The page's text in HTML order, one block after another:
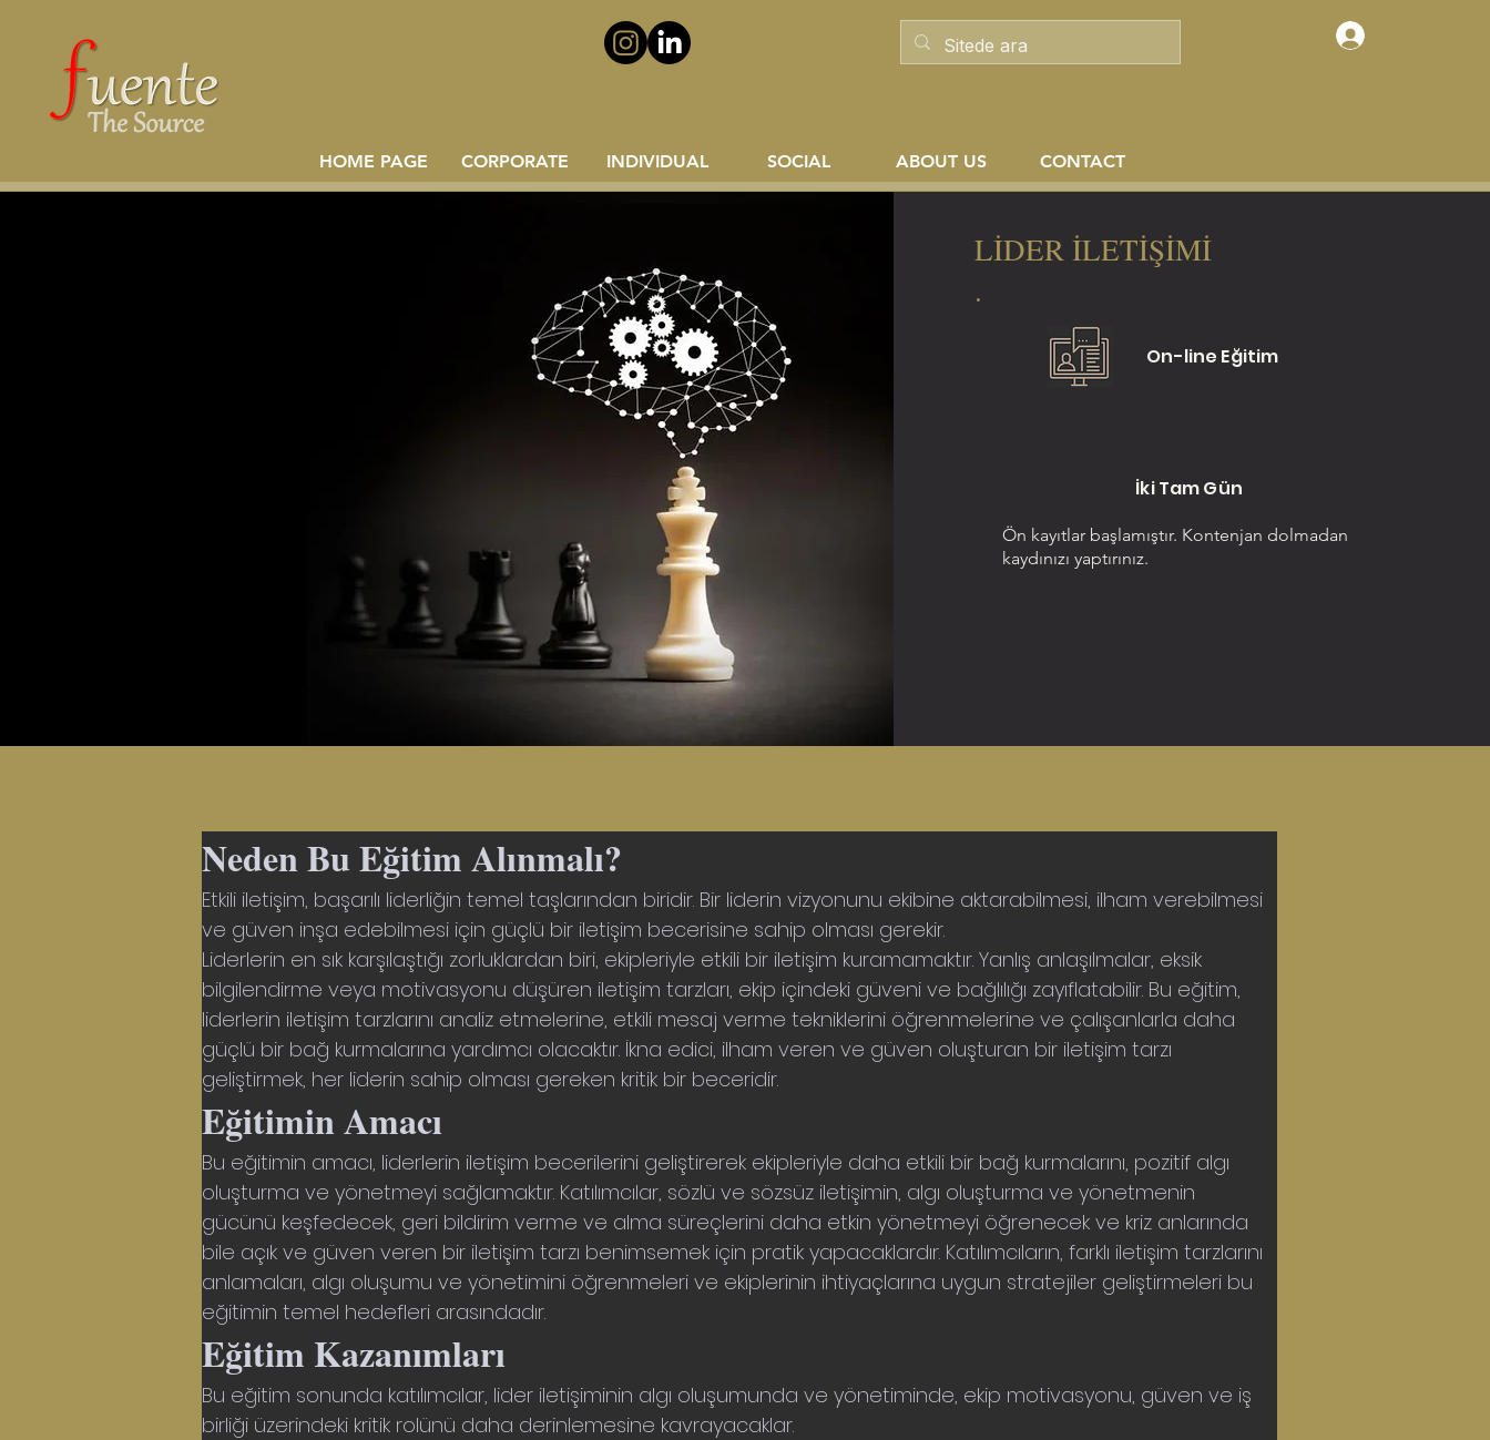
HOME PAGE CORPORATE INDIVIDUAL SOCIAL ABOUT US CONTACT
LİDER İLETİŞİMİ
.
On-line Eğitim
İki Tam Gün
Ön kayıtlar başlamıştır. Kontenjan dolmadan
kaydınızı yaptırınız.
Neden Bu Eğitim Alınmalı?
Etkili iletişim, başarılı liderliğin temel taşlarından biridir. Bir liderin vizyonunu ekibine aktarabilmesi, ilham verebilmesi
ve güven inşa edebilmesi için güçlü bir iletişim becerisine sahip olması gerekir.
Liderlerin en sık karşılaştığı zorluklardan biri, ekipleriyle etkili bir iletişim kuramamaktır. Yanlış anlaşılmalar, eksik
bilgilendirme veya motivasyonu düşüren iletişim tarzları, ekip içindeki güveni ve bağlılığı zayıflatabilir. Bu eğitim,
liderlerin iletişim tarzlarını analiz etmelerine, etkili mesaj verme tekniklerini öğrenmelerine ve çalışanlarla daha
güçlü bir bağ kurmalarına yardımcı olacaktır. İkna edici, ilham veren ve güven oluşturan bir iletişim tarzı
geliştirmek, her liderin sahip olması gereken kritik bir beceridir.
Eğitimin Amacı
Bu eğitimin amacı, liderlerin iletişim becerilerini geliştirerek ekipleriyle daha etkili bir bağ kurmalarını, pozitif algı
oluşturma ve yönetmeyi sağlamaktır. Katılımcılar, sözlü ve sözsüz iletişimin, algı oluşturma ve yönetmenin
gücünü keşfedecek, geri bildirim verme ve alma süreçlerini daha etkin yönetmeyi öğrenecek ve kriz anlarında
bile açık ve güven veren bir iletişim tarzı benimsemek için pratik yapacaklardır. Katılımcıların, farklı iletişim tarzlarını
anlamaları, algı oluşumu ve yönetimini öğrenmeleri ve ekiplerinin ihtiyaçlarına uygun stratejiler geliştirmeleri bu
eğitimin temel hedefleri arasındadır.
Eğitim Kazanımları
Bu eğitim sonunda katılımcılar, lider iletişiminin algı oluşumunda ve yönetiminde, ekip motivasyonu, güven ve iş
birliği üzerindeki kritik rolünü daha derinlemesine kavrayacaklar.